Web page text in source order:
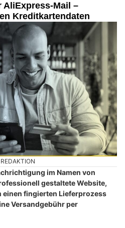
AliExpress-Mail –
Kreditkartendaten
im Namen von
gestaltete Website,
fingierten Lieferprozess
Versandgebühr per